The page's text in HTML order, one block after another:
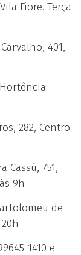
Fiore. Terça
401,
282, Centro.
Cassú, 751,
9h
de
1410 e